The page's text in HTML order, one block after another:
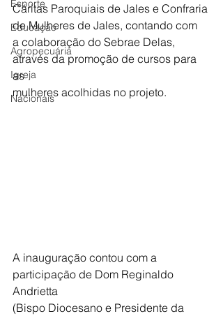
Esporte
Educação
Agropecuária
Igreja
Nacionais
Cáritas Paroquiais de Jales e Confraria
de Mulheres de Jales, contando com
a colaboração do Sebrae Delas,
através da promoção de cursos para
as
mulheres acolhidas no projeto.
A inauguração contou com a
participação de Dom Reginaldo
Andrietta
(Bispo Diocesano e Presidente da